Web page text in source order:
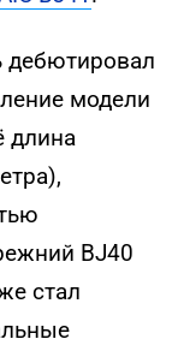
дебютировал
модели
длина
BJ40
стал